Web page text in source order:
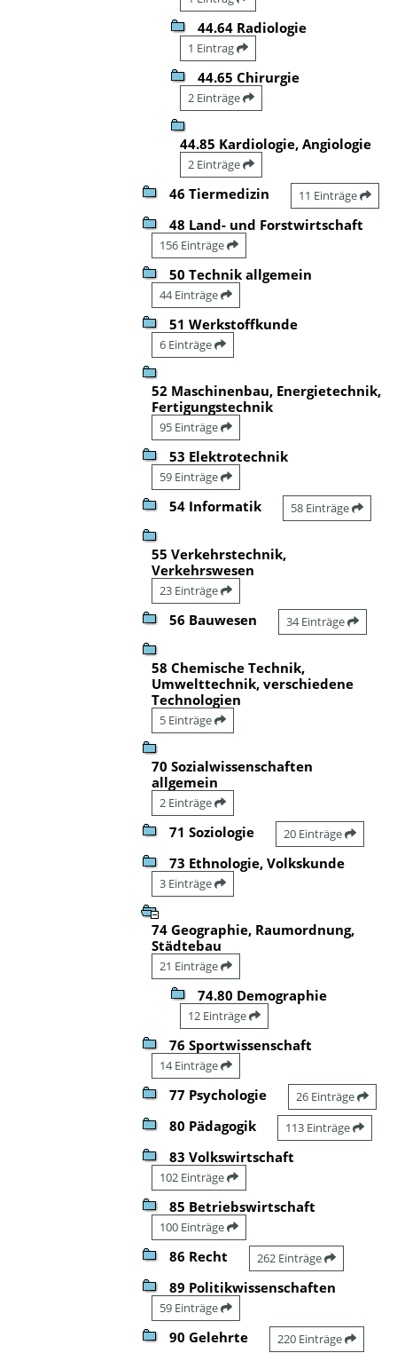
44.64 Radiologie
1 Eintrag
44.65 Chirurgie
2 Einträge
44.85 Kardiologie, Angiologie
2 Einträge
46 Tiermedizin 11 Einträge
48 Land- und Forstwirtschaft
156 Einträge
50 Technik allgemein
44 Einträge
51 Werkstoffkunde
6 Einträge
52 Maschinenbau, Energietechnik,
Fertigungstechnik
95 Einträge
53 Elektrotechnik
59 Einträge
54 Informatik 58 Einträge
55 Verkehrstechnik,
Verkehrswesen
23 Einträge
56 Bauwesen 34 Einträge
58 Chemische Technik,
Umwelttechnik, verschiedene
Technologien
5 Einträge
70 Sozialwissenschaften
allgemein
2 Einträge
71 Soziologie 20 Einträge
73 Ethnologie, Volkskunde
3 Einträge
74 Geographie, Raumordnung,
Städtebau
21 Einträge
74.80 Demographie
12 Einträge
76 Sportwissenschaft
14 Einträge
77 Psychologie 26 Einträge
80 Pädagogik 113 Einträge
83 Volkswirtschaft
102 Einträge
85 Betriebswirtschaft
100 Einträge
86 Recht 262 Einträge
89 Politikwissenschaften
59 Einträge
90 Gelehrte 220 Einträge